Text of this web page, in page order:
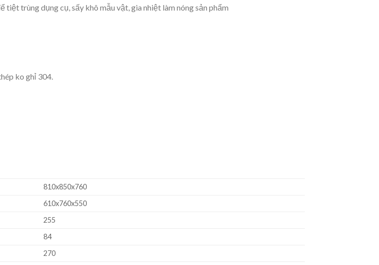
tiệt trùng dụng cụ, sấy khô mẫu vật, gia nhiệt làm nóng sản phẩm
ko ghỉ 304.
810x850x760
610x760x550
255
84
270